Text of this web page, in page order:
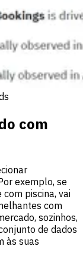
com
exemplo, se
piscina, vai
com
sozinhos,
de dados
às suas